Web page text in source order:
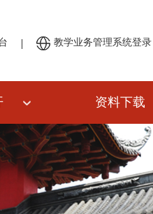
| 教学业务管理系统登录
资料下载